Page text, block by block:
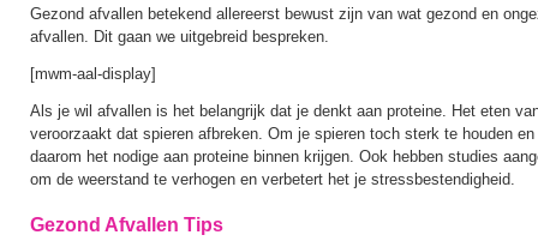
Gezond afvallen betekend allereerst bewust zijn van wat gezond en
afvallen. Dit gaan we uitgebreid bespreken.
[mwm-aal-display]
Als je wil afvallen is het belangrijk dat je denkt aan proteine. Het eten
veroorzaakt dat spieren afbreken. Om je spieren toch sterk te houden
daarom het nodige aan proteine binnen krijgen. Ook hebben studies
om de weerstand te verhogen en verbetert het je stressbestendigheid.
Gezond Afvallen Tips